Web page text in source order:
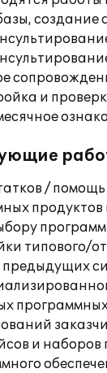
создание
и
/
продуктов
типового/
программных
и наборов